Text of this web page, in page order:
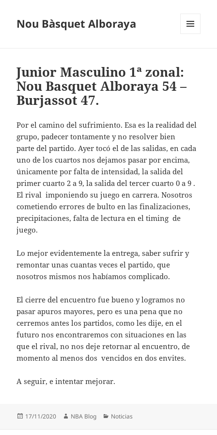
Nou Bàsquet Alboraya
Junior Masculino 1ª zonal:
Nou Basquet Alboraya 54 –
Burjassot 47.
Por el camino del sufrimiento. Esa es la realidad del
grupo, padecer tontamente y no resolver bien
parte del partido. Ayer tocó el de las salidas, en cada
uno de los cuartos nos dejamos pasar por encima,
únicamente por falta de intensidad, la salida del
primer cuarto 2 a 9, la salida del tercer cuarto 0 a 9 .
El rival imponiendo su juego en carrera. Nosotros
cometiendo errores de bulto en las finalizaciones,
precipitaciones, falta de lectura en el timing de
juego.
Lo mejor evidentemente la entrega, saber sufrir y
remontar unas cuantas veces el partido, que
nosotros mismos nos habíamos complicado.
El cierre del encuentro fue bueno y logramos no
pasar apuros mayores, pero es una pena que no
cerremos antes los partidos, como les dije, en el
futuro nos encontraremos con situaciones en las
que el rival, no nos deje retornar al encuentro, de
momento al menos dos vencidos en dos envites.
A seguir, e intentar mejorar.
Publicado
17/11/2020 Autor
NBA Blog Categorías
Noticias